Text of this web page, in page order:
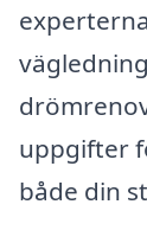
uppgifter
både din